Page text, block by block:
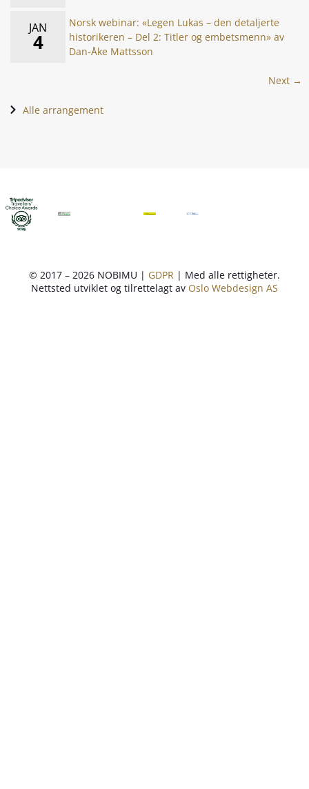
JAN
4
Norsk webinar: «Legen Lukas – den detaljerte
historikeren – Del 2: Titler og embetsmenn» av
Dan-Åke Mattsson
Next →
Alle arrangement
© 2017 – 2026 NOBIMU | GDPR | Med alle rettigheter.
Nettsted utviklet og tilrettelagt av Oslo Webdesign AS